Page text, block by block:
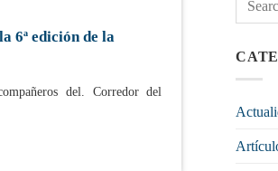
6ª edición de la
del. Corredor del